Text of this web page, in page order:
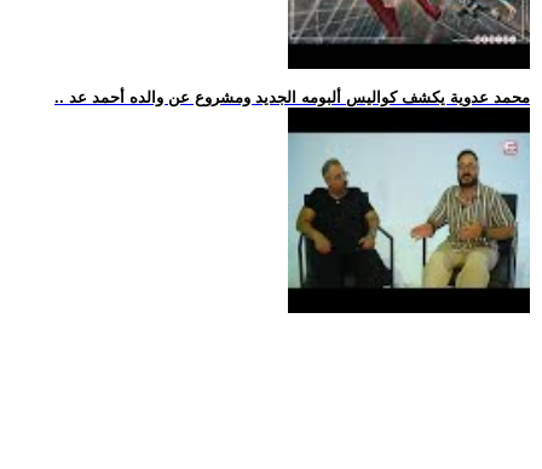
.. محمد عدوية يكشف كواليس ألبومه الجديد ومشروع عن والده أحمد عد